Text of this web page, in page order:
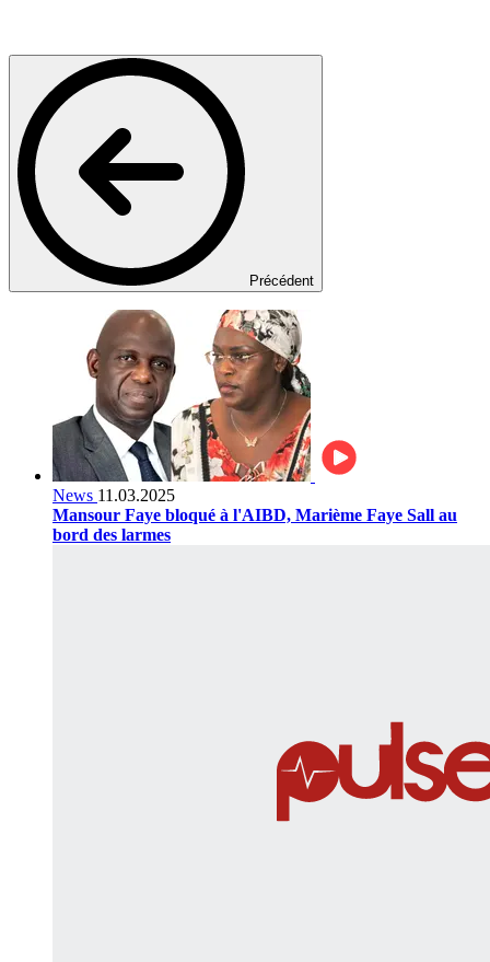
Précédent
News 11.03.2025
Mansour Faye bloqué à l'AIBD, Marième Faye Sall au
bord des larmes